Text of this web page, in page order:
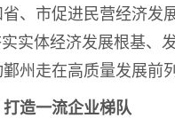
、市促进民营经济发
实体经济发展根基、
州走在高质量发展前
造一流企业梯队